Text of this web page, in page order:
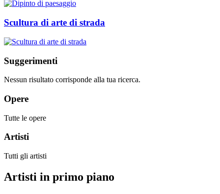
Scultura di arte di strada
Suggerimenti
Nessun risultato corrisponde alla tua ricerca.
Opere
Tutte le opere
Artisti
Tutti gli artisti
Artisti in primo piano